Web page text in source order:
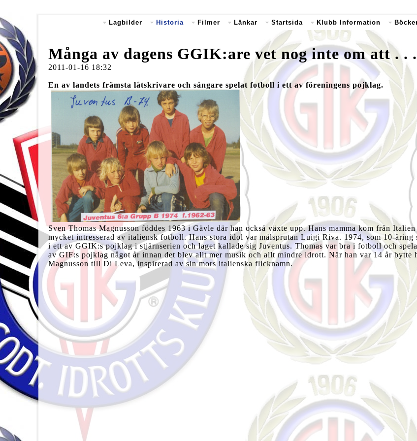
Lagbilder Historia Filmer Länkar Startsida Klubb Information
Många av dagens GGIK:are vet nog inte om att . . .
2011-01-16 18:32
En av landets främsta låtskrivare och sångare spelat fotboll i ett av föreningens pojklag.
Sven Thomas Magnusson föddes 1963 i Gävle där han också växte upp. Hans mamma kom från
mycket intresserad av italiensk fotboll. Hans stora idol var målsprutan Luigi Riva. 1974, som 10-åring
i ett av GGIK:s pojklag i stjärnserien och laget kallade sig Juventus. Thomas var bra i fotboll och
av GIF:s pojklag något år innan det blev allt mer musik och allt mindre idrott. När han var 14 år bytte
Magnusson till Di Leva, inspirerad av sin mors italienska flicknamn.